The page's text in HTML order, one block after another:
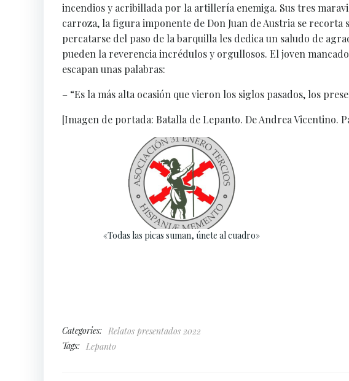
incendios y acribillada por la artillería enemiga. Sus tres
carroza, la figura imponente de Don Juan de Austria se recorta
percatarse del paso de la barquilla les dedica un saludo de
pueden la reverencia incrédulos y orgullosos. El joven
escapan unas palabras:
– “Es la más alta ocasión que vieron los siglos pasados, los
[Imagen de portada: Batalla de Lepanto. De Andrea Vicentino.
«Todas las picas suman, únete al cuadro»
Categories: Relatos presentados 2022
Tags: Lepanto